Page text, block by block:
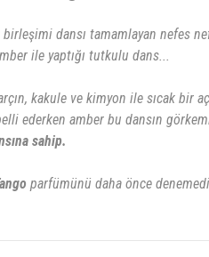
birleşimi dansı tamamlayan nefes
ile yaptığı tutkulu dans...
kakule ve kimyon ile sıcak bir
ederken amber bu dansın
sahip.
parfümünü daha önce